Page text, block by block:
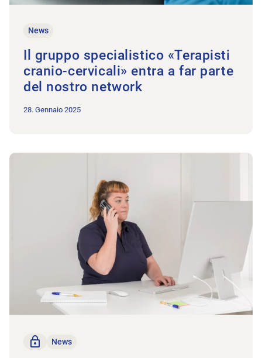
News
Il gruppo specialistico «Terapisti
cranio-cervicali» entra a far parte
del nostro network
28. Gennaio 2025
solo per i membri
News
All’articolo La decisione parziale della CRS è riconosciuta